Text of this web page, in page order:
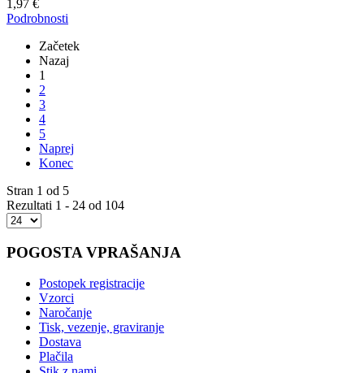
1,97 €
Podrobnosti
Začetek
Nazaj
1
2
3
4
5
Naprej
Konec
Stran 1 od 5
Rezultati 1 - 24 od 104
POGOSTA VPRAŠANJA
Postopek registracije
Vzorci
Naročanje
Tisk, vezenje, graviranje
Dostava
Plačila